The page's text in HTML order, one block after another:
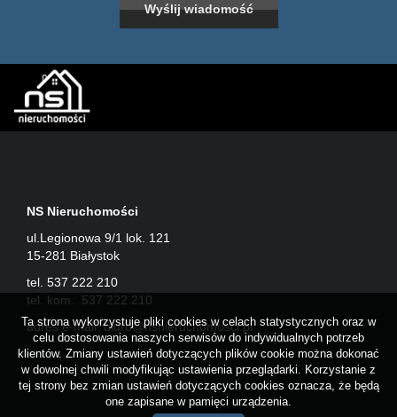
NS Nieruchomości
ul.Legionowa 9/1 lok. 121
15-281 Białystok
tel. 537 222 210
tel. kom. 537 222 210
adres e-mail:biuro@nsnieruchomosci.pl
Ta strona wykorzystuje pliki cookies w celach statystycznych oraz w
celu dostosowania naszych serwisów do indywidualnych potrzeb
klientów. Zmiany ustawień dotyczących plików cookie można dokonać
w dowolnej chwili modyfikując ustawienia przeglądarki. Korzystanie z
tej strony bez zmian ustawień dotyczących cookies oznacza, że będą
one zapisane w pamięci urządzenia.